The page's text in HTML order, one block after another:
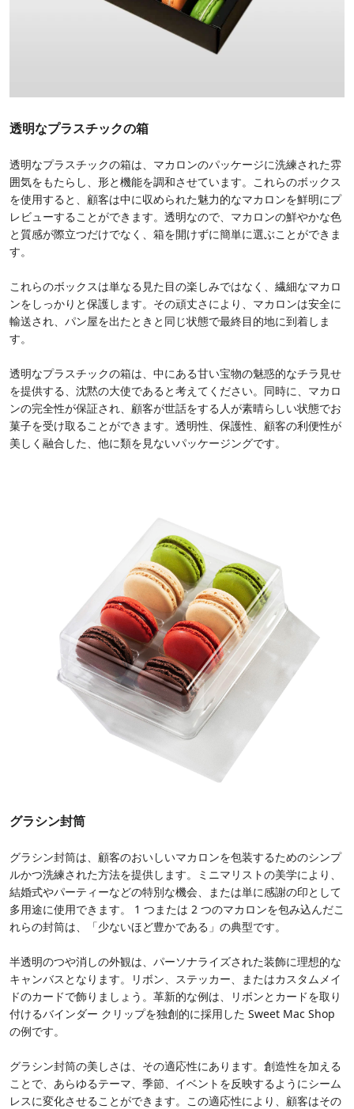
透明なプラスチックの箱
透明なプラスチックの箱は、マカロンのパッケージに洗練された雰
囲気をもたらし、形と機能を調和させています。これらのボックス
を使用すると、顧客は中に収められた魅力的なマカロンを鮮明にプ
レビューすることができます。透明なので、マカロンの鮮やかな色
と質感が際立つだけでなく、箱を開けずに簡単に選ぶことができま
す。
これらのボックスは単なる見た目の楽しみではなく、繊細なマカロ
ンをしっかりと保護します。その頑丈さにより、マカロンは安全に
輸送され、パン屋を出たときと同じ状態で最終目的地に到着しま
す。
透明なプラスチックの箱は、中にある甘い宝物の魅惑的なチラ見せ
を提供する、沈黙の大使であると考えてください。同時に、マカロ
ンの完全性が保証され、顧客が世話をする人が素晴らしい状態でお
菓子を受け取ることができます。透明性、保護性、顧客の利便性が
美しく融合した、他に類を見ないパッケージングです。
グラシン封筒
グラシン封筒は、顧客のおいしいマカロンを包装するためのシンプ
ルかつ洗練された方法を提供します。ミニマリストの美学により、
結婚式やパーティーなどの特別な機会、または単に感謝の印として
多用途に使用できます。 1 つまたは 2 つのマカロンを包み込んだこ
れらの封筒は、「少ないほど豊かである」の典型です。
半透明のつや消しの外観は、パーソナライズされた装飾に理想的な
キャンバスとなります。リボン、ステッカー、またはカスタムメイ
ドのカードで飾りましょう。革新的な例は、リボンとカードを取り
付けるバインダー クリップを独創的に採用した Sweet Mac Shop
の例です。
グラシン封筒の美しさは、その適応性にあります。創造性を加える
ことで、あらゆるテーマ、季節、イベントを反映するようにシーム
レスに変化させることができます。この適応性により、顧客はその